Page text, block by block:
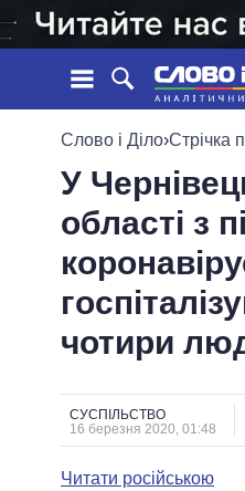
СТРІЧКА
ПОДІЇ
СТАТТІ
ДУМКИ
ОГЛЯДИ
ДАЙДЖЕСТИ
УСІ ПОЛІТИКИ
ПРЕЗИДЕНТ І ОФІС
ВЕРХОВНА РАДА
ГОЛОВИ
МЕРИ МІСТ
ВСІ ПЕРСОНИ
Слово і Діло›Стрічка
У
області з
чотири
СУСПІЛЬСТВО
16 березня 2020, 01:48
Читати російською